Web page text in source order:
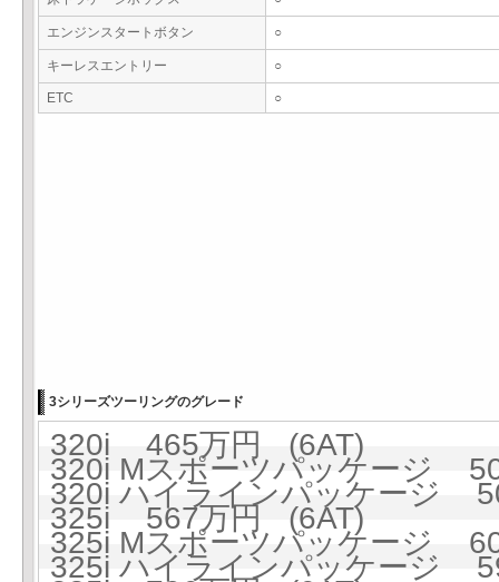
エンジンスタートボタン ○
キーレスエントリー ○
ETC ○
3シリーズツーリングのグレード
320i 465万円 (6AT)
320i Mスポーツパッケージ
320i ハイラインパッケージ
325i 567万円 (6AT)
325i Mスポーツパッケージ
325i ハイラインパッケージ